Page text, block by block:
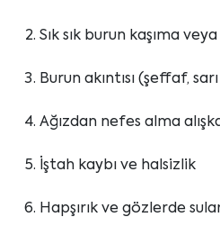
Sık sık burun kaşıma
Burun akıntısı (şeffaf,
Ağızdan nefes alma
İştah kaybı ve halsizlik
Hapşırık ve gözlerde